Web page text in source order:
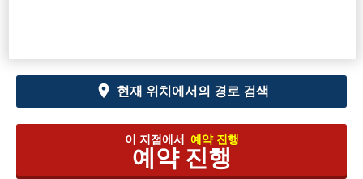
현재 위치에서의 경로 검색
이 지점에서 예약 진행
예약 진행